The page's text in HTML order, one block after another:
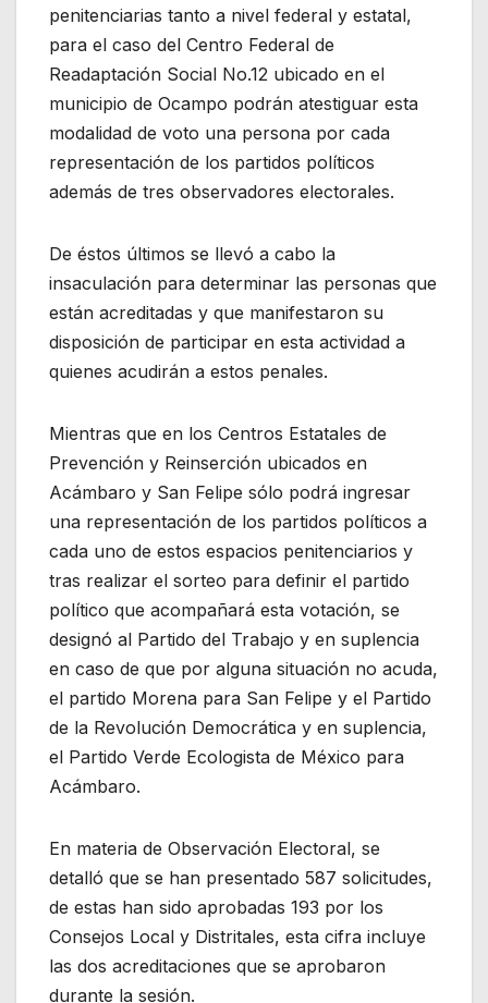
penitenciarias tanto a nivel federal y estatal,
para el caso del Centro Federal de
Readaptación Social No.12 ubicado en el
municipio de Ocampo podrán atestiguar esta
modalidad de voto una persona por cada
representación de los partidos políticos
además de tres observadores electorales.
De éstos últimos se llevó a cabo la
insaculación para determinar las personas que
están acreditadas y que manifestaron su
disposición de participar en esta actividad a
quienes acudirán a estos penales.
Mientras que en los Centros Estatales de
Prevención y Reinserción ubicados en
Acámbaro y San Felipe sólo podrá ingresar
una representación de los partidos políticos a
cada uno de estos espacios penitenciarios y
tras realizar el sorteo para definir el partido
político que acompañará esta votación, se
designó al Partido del Trabajo y en suplencia
en caso de que por alguna situación no acuda,
el partido Morena para San Felipe y el Partido
de la Revolución Democrática y en suplencia,
el Partido Verde Ecologista de México para
Acámbaro.
En materia de Observación Electoral, se
detalló que se han presentado 587 solicitudes,
de estas han sido aprobadas 193 por los
Consejos Local y Distritales, esta cifra incluye
las dos acreditaciones que se aprobaron
durante la sesión.